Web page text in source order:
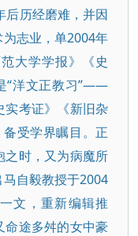
后历经磨难，并因
志业，单2004年
大学学报》《史
“洋文正教习”——
实考证》《新旧杂
受学界瞩目。正
之时，又为病魔所
自毅教授于2004
文，重新编辑推
途多舛的女中豪